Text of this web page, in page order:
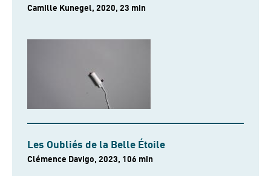
Camille Kunegel, 2020, 23 min
Les Oubliés de la Belle Étoile
Clémence Davigo, 2023, 106 min